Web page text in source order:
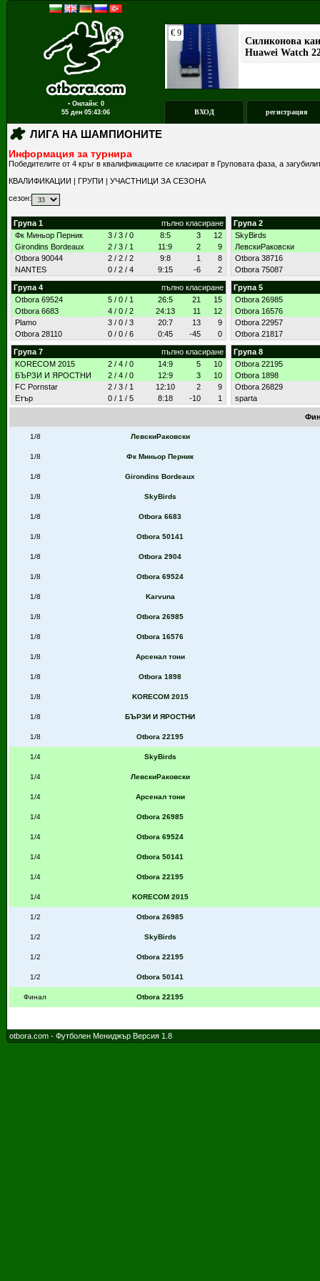
▪ Онлайн: 0
55 ден 05:43:06 ВХОД регистрация
ЛИГА НА ШАМПИОНИТЕ
Информация за турнира
Победителите от 4 кръг в квалификациите се класират в Груповата фаза, а
КВАЛИФИКАЦИИ | ГРУПИ | УЧАСТНИЦИ ЗА СЕЗОНА
сезон:
Група 1
пълно класиране
Фк Миньор Перник
3 / 3 / 0 8:5 3
12
Girondins Bordeaux
2 / 3 / 1 11:9 2
9
Otbora 90044
2 / 2 / 2 9:8 1
8
NANTES
0 / 2 / 4 9:15 -6 2
Група 2
SkyBirds
ЛевскиРаковски
Otbora 38716
Otbora 75087
Група 4
пълно класиране
Otbora 69524
5 / 0 / 1 26:5 21
15
Otbora 6683
4 / 0 / 2 24:13 11
12
Plamo
3 / 0 / 3 20:7 13
9
Otbora 28110
0 / 0 / 6 0:45 -45 0
Група 5
Otbora 26985
Otbora 16576
Otbora 22957
Otbora 21817
Група 7
пълно класиране
KORECOM 2015
2 / 4 / 0 14:9 5
10
БЪРЗИ И ЯРОСТНИ
2 / 4 / 0 12:9 3
10
FC Pornstar
2 / 3 / 1 12:10 2
9
Етър
0 / 1 / 5 8:18 -10 1
Група 8
Otbora 22195
Otbora 1898
Otbora 26829
sparta
1/8 ЛевскиРаковски
1/8 Фк Миньор Перник
1/8 Girondins Bordeaux
1/8 SkyBirds
1/8 Otbora 6683
1/8 Otbora 50141
1/8 Otbora 2904
1/8 Otbora 69524
1/8 Karvuna
1/8 Otbora 26985
1/8 Otbora 16576
1/8 Арсенал тони
1/8 Otbora 1898
1/8 KORECOM 2015
1/8 БЪРЗИ И ЯРОСТНИ
1/8 Otbora 22195
1/4 SkyBirds
1/4 ЛевскиРаковски
1/4 Арсенал тони
1/4 Otbora 26985
1/4 Otbora 69524
1/4 Otbora 50141
1/4 Otbora 22195
1/4 KORECOM 2015
1/2 Otbora 26985
1/2 SkyBirds
1/2 Otbora 22195
1/2 Otbora 50141
Финал Otbora 22195
otbora.com - Футболен Мениджър Версия 1.8